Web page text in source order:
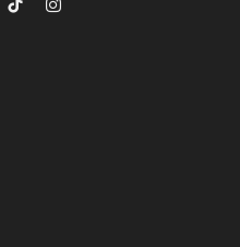
TikTokInstagram